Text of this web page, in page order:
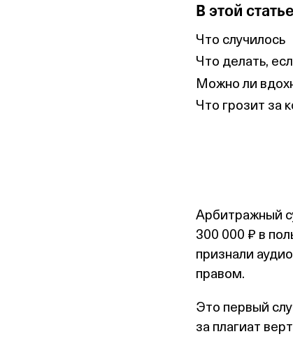
В этой статье
Что случилось
Что делать,
Можно ли
Что грозит за
Арбитражный
300 000 ₽ в
признали
правом.
Это первый
за плагиат